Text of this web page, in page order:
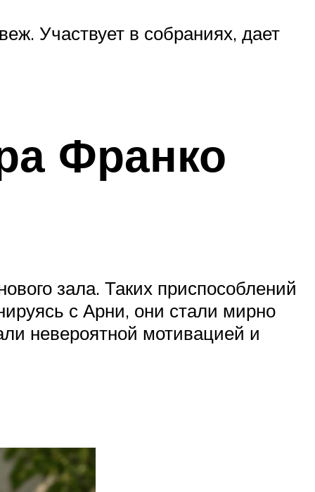
Участвует в собраниях, дает
Франко
зала. Таких приспособлений
с Арни, они стали мирно
невероятной мотивацией и